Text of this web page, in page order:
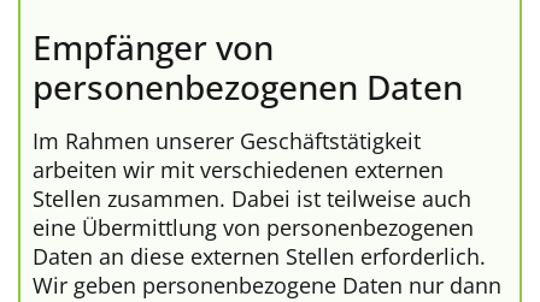
Empfänger von
personenbezogenen Daten
Im Rahmen unserer Geschäftstätigkeit
arbeiten wir mit verschiedenen externen
Stellen zusammen. Dabei ist teilweise auch
eine Übermittlung von personenbezogenen
Daten an diese externen Stellen erforderlich.
Wir geben personenbezogene Daten nur dann